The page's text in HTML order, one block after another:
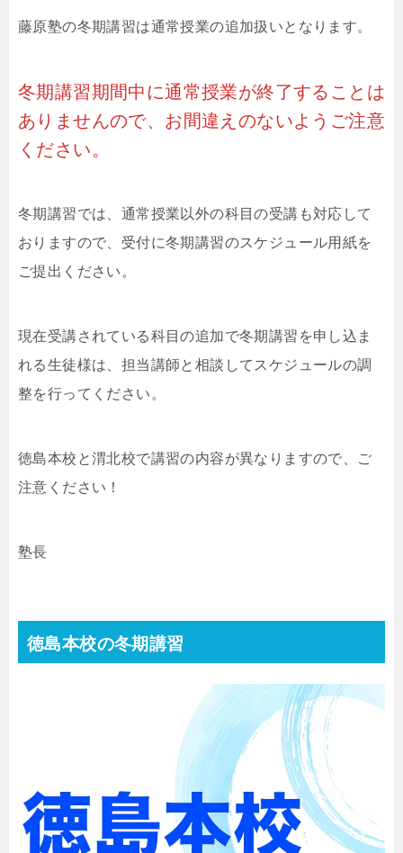
藤原塾の冬期講習は通常授業の追加扱いとなります。
冬期講習期間中に通常授業が終了することは
ありませんので、お間違えのないようご注意
ください。
冬期講習では、通常授業以外の科目の受講も対応して
おりますので、受付に冬期講習のスケジュール用紙を
ご提出ください。
現在受講されている科目の追加で冬期講習を申し込ま
れる生徒様は、担当講師と相談してスケジュールの調
整を行ってください。
徳島本校と渭北校で講習の内容が異なりますので、ご
注意ください！
塾長
徳島本校の冬期講習